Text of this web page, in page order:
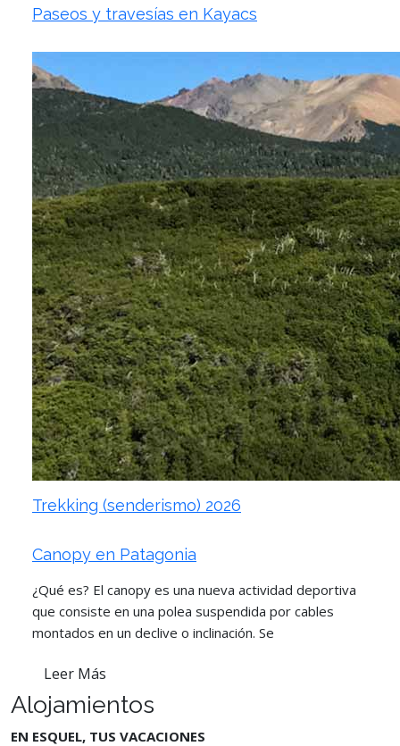
Paseos y travesías en Kayacs
Trekking (senderismo) 2026
Canopy en Patagonia
¿Qué es? El canopy es una nueva actividad deportiva
que consiste en una polea suspendida por cables
montados en un declive o inclinación. Se
Leer Más
Alojamientos
EN ESQUEL, TUS VACACIONES